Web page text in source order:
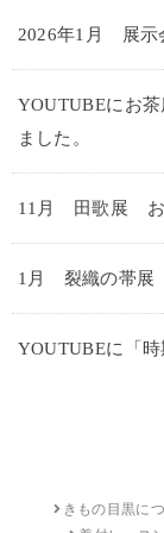
2026年1月 展示
YOUTUBEにお
ました。
11月 田歌展 お
1月 裂織の帯展
YOUTUBEに「
きもの目黒に